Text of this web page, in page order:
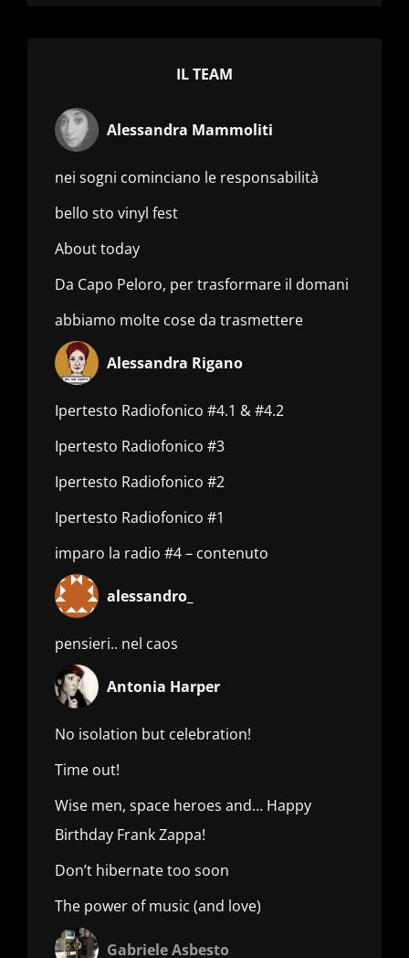
IL TEAM
Alessandra Mammoliti
nei sogni cominciano le responsabilità
bello sto vinyl fest
About today
Da Capo Peloro, per trasformare il domani
abbiamo molte cose da trasmettere
Alessandra Rigano
Ipertesto Radiofonico #4.1 & #4.2
Ipertesto Radiofonico #3
Ipertesto Radiofonico #2
Ipertesto Radiofonico #1
imparo la radio #4 – contenuto
alessandro_
pensieri.. nel caos
Antonia Harper
No isolation but celebration!
Time out!
Wise men, space heroes and… Happy
Birthday Frank Zappa!
Don’t hibernate too soon
The power of music (and love)
Gabriele Asbesto